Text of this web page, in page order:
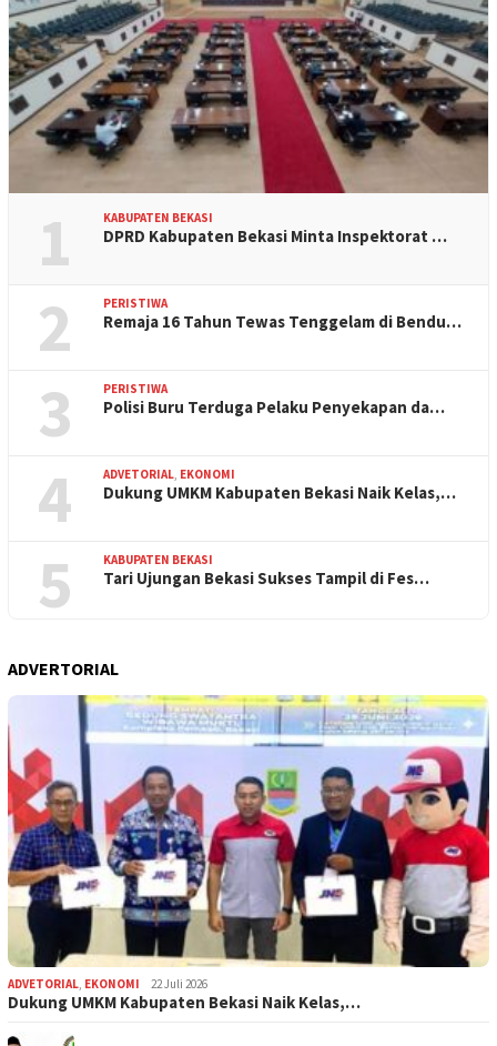
1 KABUPATEN BEKASI
DPRD Kabupaten Bekasi Minta Inspektorat …
2 PERISTIWA
Remaja 16 Tahun Tewas Tenggelam di Bendu…
3 PERISTIWA
Polisi Buru Terduga Pelaku Penyekapan da…
4 ADVETORIAL EKONOMI
Dukung UMKM Kabupaten Bekasi Naik Kelas,…
5 KABUPATEN BEKASI
Tari Ujungan Bekasi Sukses Tampil di Fes…
ADVERTORIAL
ADVETORIAL, EKONOMI 22 Juli 2026
Dukung UMKM Kabupaten Bekasi Naik Kelas,…